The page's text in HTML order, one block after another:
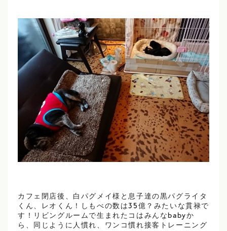
カフェ閉店後、白パグメイ様と息子達の黒パグライタ
くん、レオくん！しもべの数は35億？みたいな貫禄で
す！リビングルームで生まれたコはみんなbabyか
ら、同じように人慣れ、ワンコ慣れ接客トレーニング